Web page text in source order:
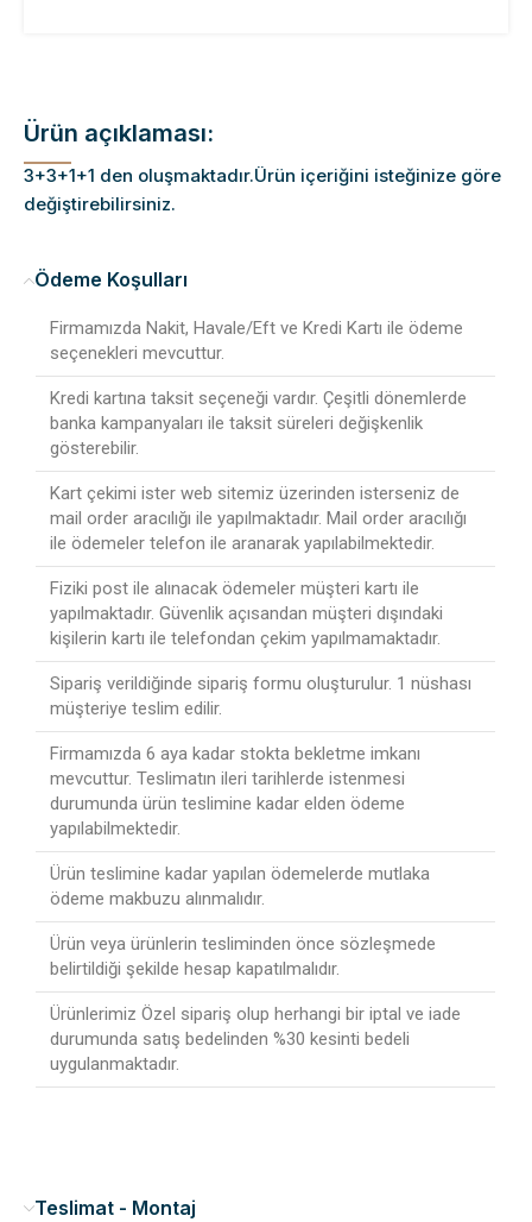
Ürün açıklaması:
3+3+1+1 den oluşmaktadır.Ürün içeriğini isteğinize göre
değiştirebilirsiniz.
Ödeme Koşulları
Firmamızda Nakit, Havale/Eft ve Kredi Kartı ile ödeme
seçenekleri mevcuttur.
Kredi kartına taksit seçeneği vardır. Çeşitli dönemlerde
banka kampanyaları ile taksit süreleri değişkenlik
gösterebilir.
Kart çekimi ister web sitemiz üzerinden isterseniz de
mail order aracılığı ile yapılmaktadır. Mail order aracılığı
ile ödemeler telefon ile aranarak yapılabilmektedir.
Fiziki post ile alınacak ödemeler müşteri kartı ile
yapılmaktadır. Güvenlik açısandan müşteri dışındaki
kişilerin kartı ile telefondan çekim yapılmamaktadır.
Sipariş verildiğinde sipariş formu oluşturulur. 1 nüshası
müşteriye teslim edilir.
Firmamızda 6 aya kadar stokta bekletme imkanı
mevcuttur. Teslimatın ileri tarihlerde istenmesi
durumunda ürün teslimine kadar elden ödeme
yapılabilmektedir.
Ürün teslimine kadar yapılan ödemelerde mutlaka
ödeme makbuzu alınmalıdır.
Ürün veya ürünlerin tesliminden önce sözleşmede
belirtildiği şekilde hesap kapatılmalıdır.
Ürünlerimiz Özel sipariş olup herhangi bir iptal ve iade
durumunda satış bedelinden %30 kesinti bedeli
uygulanmaktadır.
Teslimat - Montaj